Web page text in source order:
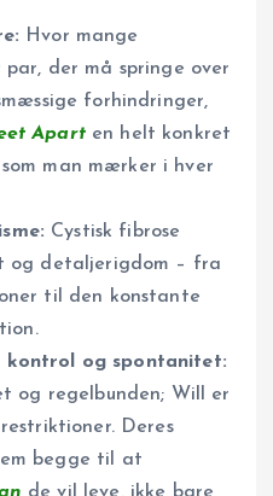
Hvor mange
der må springe over
forhindringer,
Aparten helt konkret
man mærker i hver
Cystisk fibrose
og detaljerigdom – fra
til den konstante
kontrol og spontanitet:
og regelbunden; Will er
Deres
begge til at